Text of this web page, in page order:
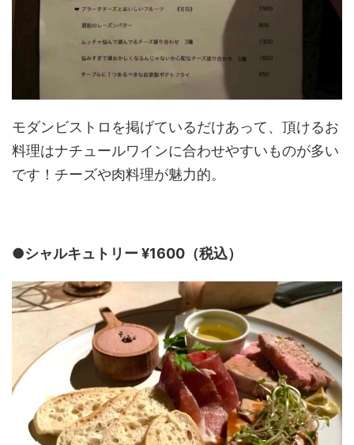
モダンビストロを掲げているだけあって、頂けるお
料理はナチュールワインに合わせやすいものが多い
です！チーズや肉料理が魅力的。
●シャルキュトリー ¥1600（税込）